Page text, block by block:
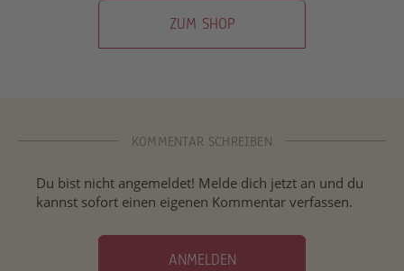
ZUM SHOP
KOMMENTAR SCHREIBEN
Du bist nicht angemeldet! Melde dich jetzt an und du
kannst sofort einen eigenen Kommentar verfassen.
ANMELDEN